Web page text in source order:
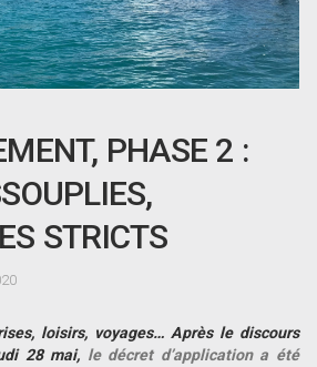
PHASE 2 :
STRICTS
loisirs, voyages… Après le discours
28 mai, le décret d’application a été